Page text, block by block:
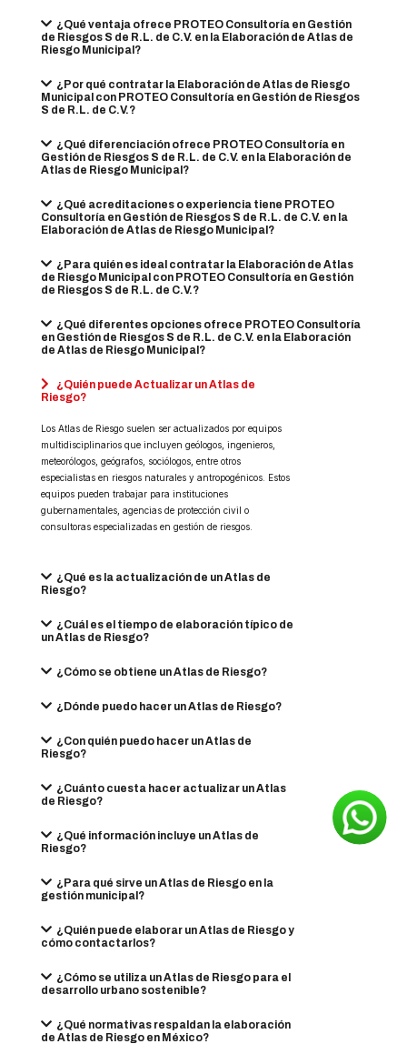
¿Qué ventaja ofrece PROTEO Consultoría en Gestión
de Riesgos S de R.L. de C.V. en la Elaboración de Atlas de
Riesgo Municipal?
¿Por qué contratar la Elaboración de Atlas de Riesgo
Municipal con PROTEO Consultoría en Gestión de Riesgos
S de R.L. de C.V.?
¿Qué diferenciación ofrece PROTEO Consultoría en
Gestión de Riesgos S de R.L. de C.V. en la Elaboración de
Atlas de Riesgo Municipal?
¿Qué acreditaciones o experiencia tiene PROTEO
Consultoría en Gestión de Riesgos S de R.L. de C.V. en la
Elaboración de Atlas de Riesgo Municipal?
¿Para quién es ideal contratar la Elaboración de Atlas
de Riesgo Municipal con PROTEO Consultoría en Gestión
de Riesgos S de R.L. de C.V.?
¿Qué diferentes opciones ofrece PROTEO Consultoría
en Gestión de Riesgos S de R.L. de C.V. en la Elaboración
de Atlas de Riesgo Municipal?
¿Quién puede Actualizar un Atlas de
Riesgo?
Los Atlas de Riesgo suelen ser actualizados por equipos
multidisciplinarios que incluyen geólogos, ingenieros,
meteorólogos, geógrafos, sociólogos, entre otros
especialistas en riesgos naturales y antropogénicos. Estos
equipos pueden trabajar para instituciones
gubernamentales, agencias de protección civil o
consultoras especializadas en gestión de riesgos.
¿Qué es la actualización de un Atlas de
Riesgo?
¿Cuál es el tiempo de elaboración típico de
un Atlas de Riesgo?
¿Cómo se obtiene un Atlas de Riesgo?
¿Dónde puedo hacer un Atlas de Riesgo?
¿Con quién puedo hacer un Atlas de
Riesgo?
¿Cuánto cuesta hacer actualizar un Atlas
de Riesgo?
¿Qué información incluye un Atlas de
Riesgo?
¿Para qué sirve un Atlas de Riesgo en la
gestión municipal?
¿Quién puede elaborar un Atlas de Riesgo y
cómo contactarlos?
¿Cómo se utiliza un Atlas de Riesgo para el
desarrollo urbano sostenible?
¿Qué normativas respaldan la elaboración
de Atlas de Riesgo en México?